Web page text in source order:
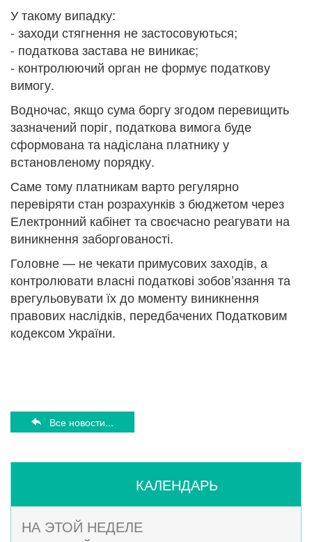
У такому випадку:
- заходи стягнення не застосовуються;
- податкова застава не виникає;
- контролюючий орган не формує податкову
вимогу.
Водночас, якщо сума боргу згодом перевищить
зазначений поріг, податкова вимога буде
сформована та надіслана платнику у
встановленому порядку.
Саме тому платникам варто регулярно
перевіряти стан розрахунків з бюджетом через
Електронний кабінет та своєчасно реагувати на
виникнення заборгованості.
Головне — не чекати примусових заходів, а
контролювати власні податкові зобов’язання та
врегульовувати їх до моменту виникнення
правових наслідків, передбачених Податковим
кодексом України.
Все новости...
КАЛЕНДАРЬ
НА ЭТОЙ НЕДЕЛЕ